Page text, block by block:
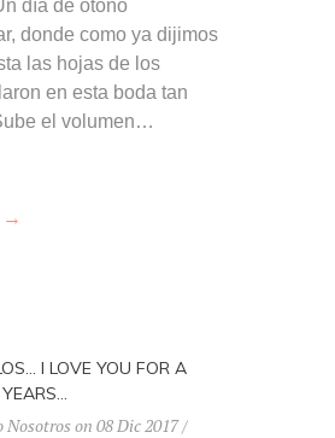
día de otoño
donde como ya dijimos
las hojas de los
en esta boda tan
el volumen…
→
I LOVE YOU FOR A
Nosotros on 08 Dic 2017 /